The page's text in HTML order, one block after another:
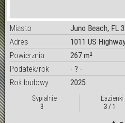
Miasto
Juno Beach, FL
Adres
1011 US
Powierznia
267 m²
Podatek/rok
- ? -
Rok budowy
2025
Sypialnie
3
Łazienki
3 / 1